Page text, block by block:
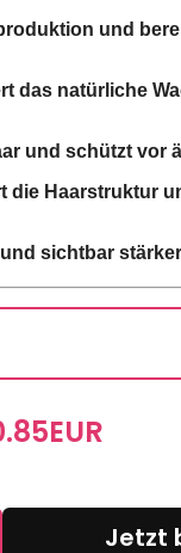
und
das natürliche
und schützt vor
die Haarstruktur
sichtbar
EUR
Jetzt